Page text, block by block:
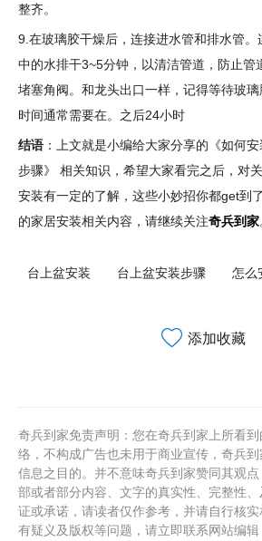
整齐。
9.在玻璃胶干燥后，连接进水管和排水管。
中的水排干3~5分钟，以清洁管道，防止管
堵塞角阀。和龙头出口一样，记得等待玻
时间通常需要在。之后24小时
结语 ：上文就是小编给大家分享的《如何
步骤》 相关知识，希望大家看完之后，对
安装有一定的了解，这些小妙招你都get到
的家居安装相关内容，请继续关注奇兵到家
台上盆安装 台上盆安装步骤 怎么
添加收藏
奇兵到家免责声明：您在奇兵到家上所看
络，不构成广告也未用于商业宣传，奇兵
信息之目的。并不意味奇兵到家赞同其观
部或者部分内容、文字的真实性、完整性
证或承诺，请读者仅作参考，并请自行核
有疑义及版权等问题，请立即联系网站编